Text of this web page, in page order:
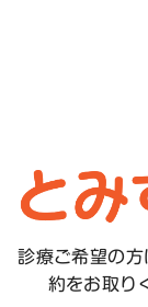
診療ご希望の
約をお取り